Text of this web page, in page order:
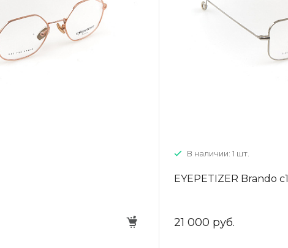
Космонавтов, д.15, ТЦ
"САТУРН", 1 этаж, пом. IV-
В наличии: 1 шт.
EYEPETIZER Brando c1
21 000 руб.